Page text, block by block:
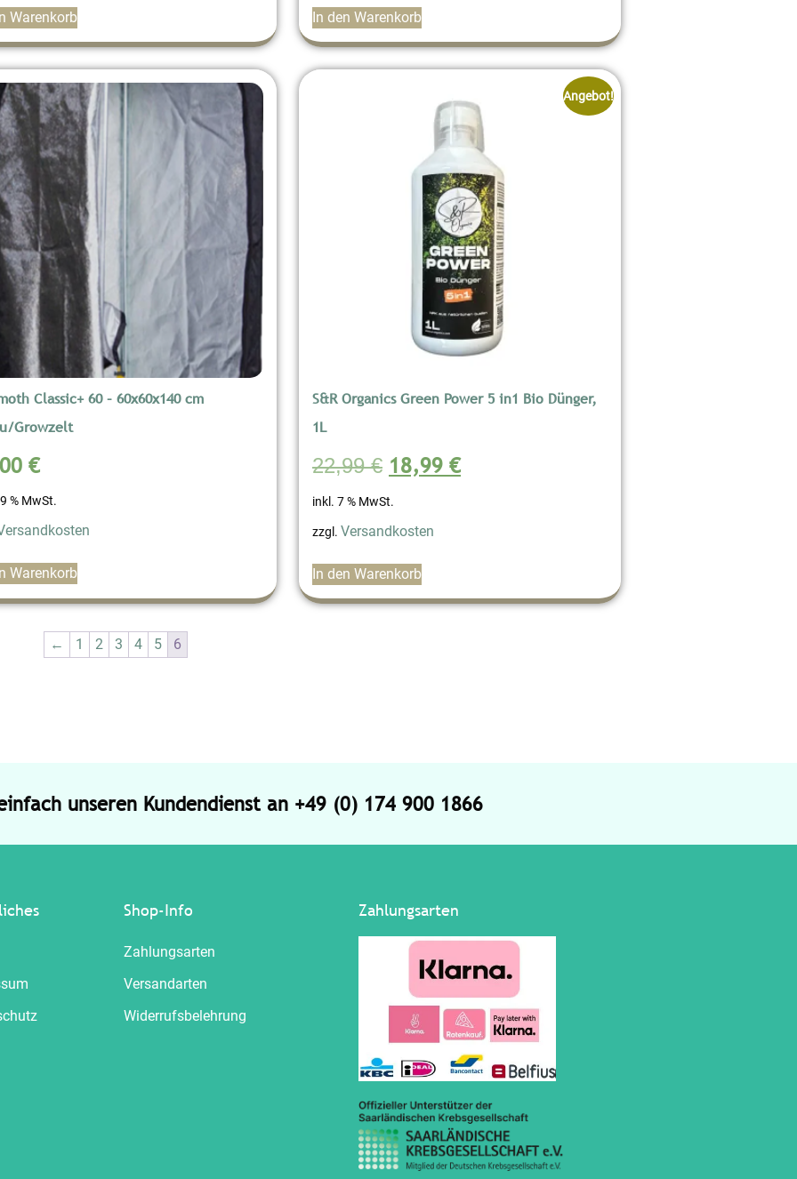
Warenkorb In den Warenkorb
Classic+ 60 – 60x60x140 cm
Growzelt
€
% MwSt.
Warenkorb
Angebot!
S&R Organics Green Power 5 in1 Bio Dünger,
1L
22,99€ 18,99 €
inkl. 7 % MwSt.
zzgl. Versandkosten
In den Warenkorb
← 1 2 3 4 5 6
unseren Kundendienst an +49 (0) 174 900 1866
Shop-Info
Zahlungsarten
Versandarten
Widerrufsbelehrung
Zahlungsarten